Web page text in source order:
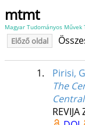
mtmt
Magyar Tudományos Művek
Előző oldal
1. Pirisi,
The